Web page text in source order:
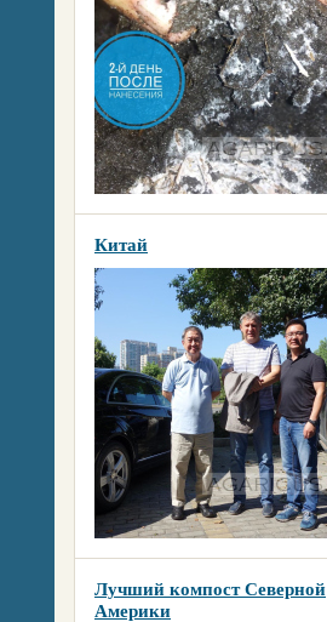
Китай
Лучший компост Северной
Америки